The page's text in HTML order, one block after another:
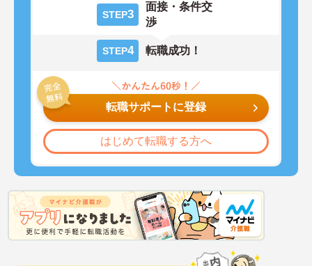
STEP3
面接・条件交
渉
STEP4 転職成功！
転職サポートに登録
はじめて転職する方へ